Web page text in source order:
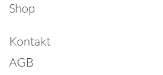
Shop
Kontakt
AGB